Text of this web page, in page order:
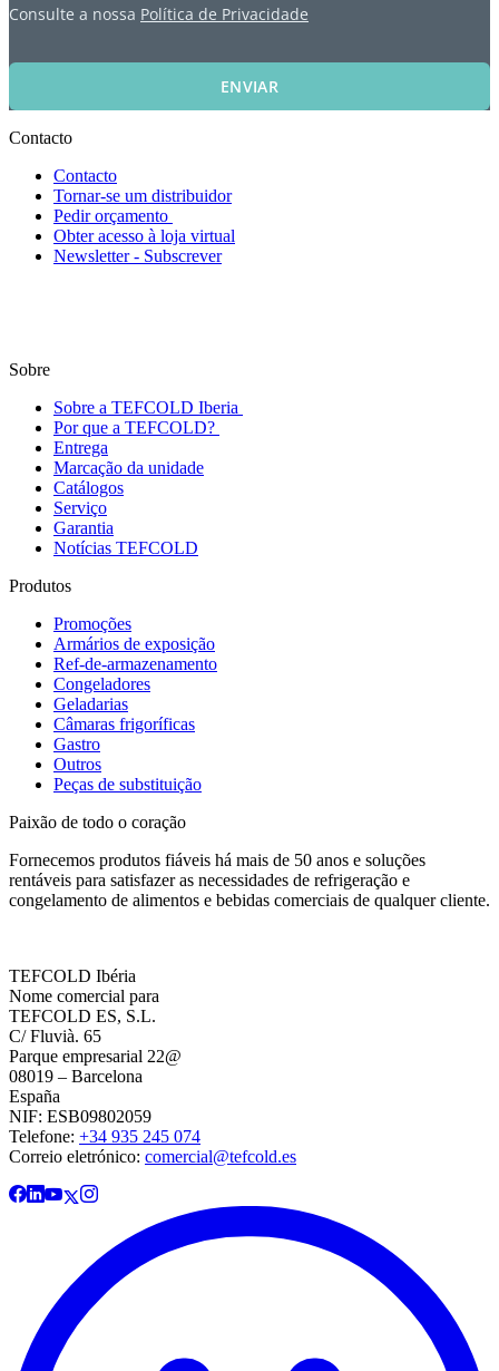
Consulte a nossa Política de Privacidade
ENVIAR
Contacto
Contacto
Tornar-se um distribuidor
Pedir orçamento
Obter acesso à loja virtual
Newsletter - Subscrever
Sobre
Sobre a TEFCOLD Iberia
Por que a TEFCOLD?
Entrega
Marcação da unidade
Catálogos
Serviço
Garantia
Notícias TEFCOLD
Produtos
Promoções
Armários de exposição
Ref-de-armazenamento
Congeladores
Geladarias
Câmaras frigoríficas
Gastro
Outros
Peças de substituição
Paixão de todo o coração
Fornecemos produtos fiáveis há mais de 50 anos e soluções
rentáveis para satisfazer as necessidades de refrigeração e
congelamento de alimentos e bebidas comerciais de qualquer cliente.
TEFCOLD Ibéria
Nome comercial para
TEFCOLD ES, S.L.
C/ Fluvià. 65
Parque empresarial 22@
08019 – Barcelona
España
NIF: ESB09802059
Telefone: +34 935 245 074
Correio eletrónico: comercial@tefcold.es